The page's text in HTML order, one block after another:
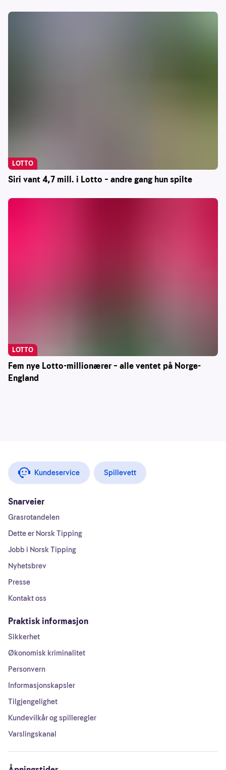
Siri vant 4,7 mill. i Lotto – andre gang hun spilte
LOTTO
Fem nye Lotto-millionærer – alle ventet på Norge-
England
LOTTO
Kundeservice Spillevett
Snarveier
Grasrotandelen
Dette er Norsk Tipping
Jobb i Norsk Tipping
Nyhetsbrev
Presse
Kontakt oss
Praktisk informasjon
Sikkerhet
Økonomisk kriminalitet
Personvern
Informasjonskapsler
Tilgjengelighet
Kundevilkår og spilleregler
Varslingskanal